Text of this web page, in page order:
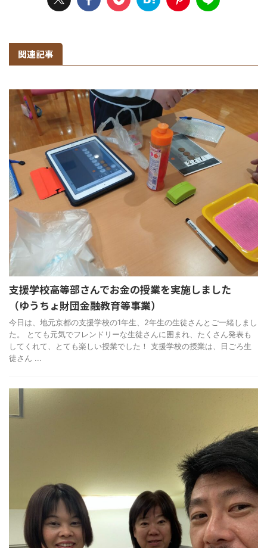
関連記事
支援学校高等部さんでお金の授業を実施しました
（ゆうちょ財団金融教育等事業）
今日は、地元京都の支援学校の1年生、2年生の生徒さんとご一緒しまし
た。 とても元気でフレンドリーな生徒さんに囲まれ、たくさん発表も
してくれて、とても楽しい授業でした！ 支援学校の授業は、日ごろ生
徒さん ...